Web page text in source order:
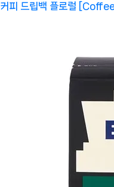
커피 드립백 플로럴